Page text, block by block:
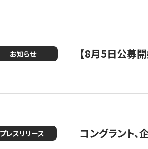
お知らせ 【8月5日公募
プレスリリース コングラント